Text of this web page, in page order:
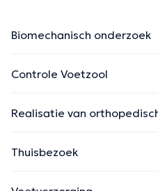
Biomechanisch onderzoek
Controle Voetzool
Realisatie van
Thuisbezoek